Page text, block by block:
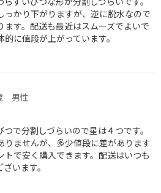
っかり下がりますが、逆に脱水なので
ます。配送も最近はスムーズでよいで
に値段が上がっています。
男性
で分割しづらいので星は４つです。
りませんが、多少値段に差があります
で安く購入できます。配送はいつも
います。